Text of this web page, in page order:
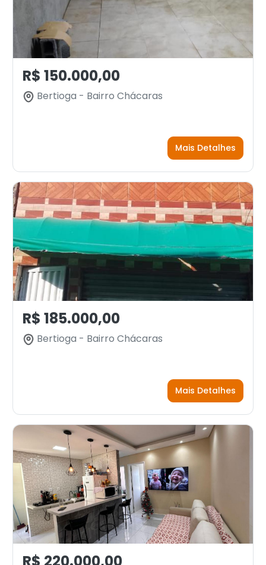
R$ 150.000,00
Bertioga - Bairro Chácaras
Mais Detalhes
R$ 185.000,00
Bertioga - Bairro Chácaras
Mais Detalhes